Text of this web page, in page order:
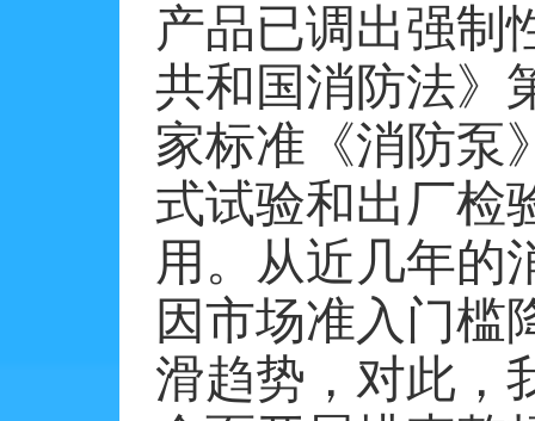
产品已调出强制
共和国消防法》
家标准《消防泵
式试验和出厂检
用。从近几年的
因市场准入门槛
滑趋势，对此，